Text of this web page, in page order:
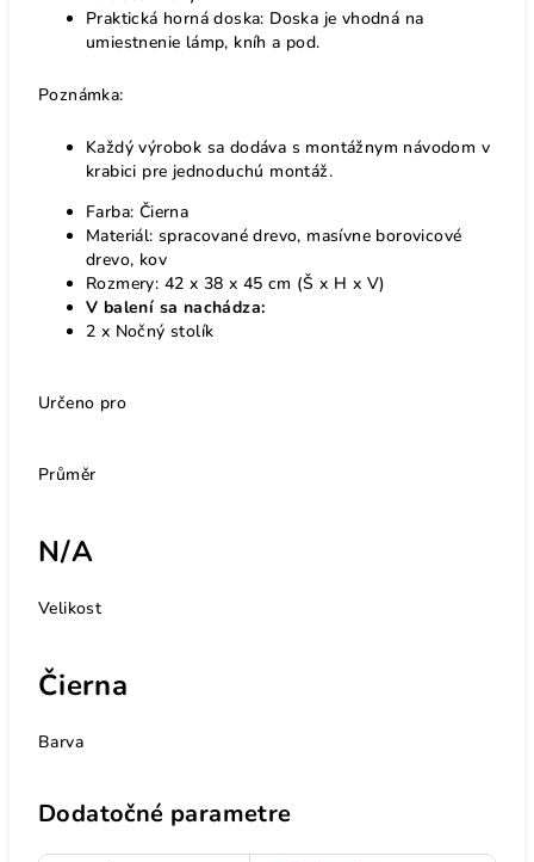
Praktická horná doska: Doska je vhodná na
umiestnenie lámp, kníh a pod.
Poznámka:
Každý výrobok sa dodáva s montážnym návodom v
krabici pre jednoduchú montáž.
Farba: Čierna
Materiál: spracované drevo, masívne borovicové
drevo, kov
Rozmery: 42 x 38 x 45 cm (Š x H x V)
V balení sa nachádza:
2 x Nočný stolík
Určeno pro
Průměr
N/A
Velikost
Čierna
Barva
Dodatočné parametre